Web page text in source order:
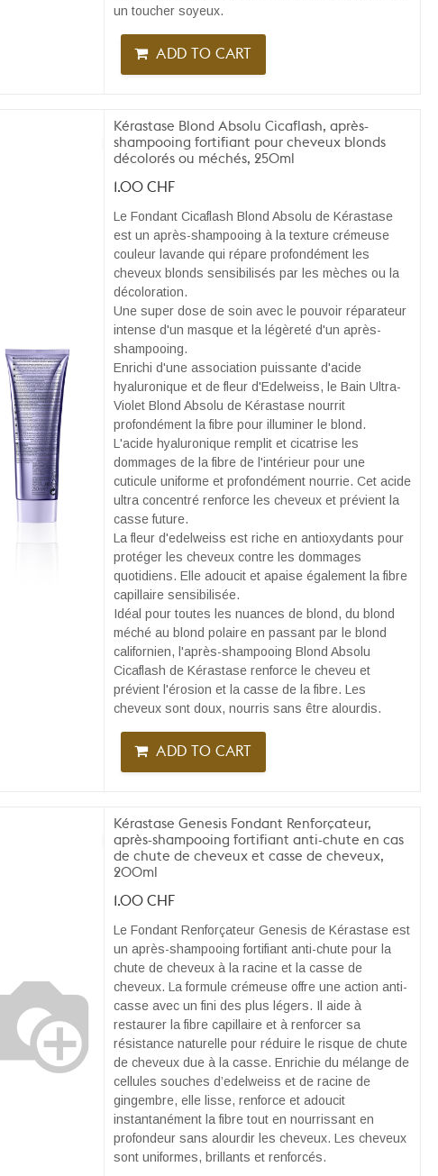
un toucher soyeux.
ADD TO CART
Kérastase Blond Absolu Cicaflash, après-
shampooing fortifiant pour cheveux blonds
décolorés ou méchés, 250ml
1.00CHF
Le Fondant Cicaflash Blond Absolu de Kérastase
est un après-shampooing à la texture crémeuse
couleur lavande qui répare profondément les
cheveux blonds sensibilisés par les mèches ou la
décoloration.
Une super dose de soin avec le pouvoir réparateur
intense d'un masque et la légèreté d'un après-
shampooing.
Enrichi d'une association puissante d'acide
hyaluronique et de fleur d'Edelweiss, le Bain Ultra-
Violet Blond Absolu de Kérastase nourrit
profondément la fibre pour illuminer le blond.
L'acide hyaluronique remplit et cicatrise les
dommages de la fibre de l'intérieur pour une
cuticule uniforme et profondément nourrie. Cet acide
ultra concentré renforce les cheveux et prévient la
casse future.
La fleur d'edelweiss est riche en antioxydants pour
protéger les cheveux contre les dommages
quotidiens. Elle adoucit et apaise également la fibre
capillaire sensibilisée.
Idéal pour toutes les nuances de blond, du blond
méché au blond polaire en passant par le blond
californien, l'après-shampooing Blond Absolu
Cicaflash de Kérastase renforce le cheveu et
prévient l'érosion et la casse de la fibre. Les
cheveux sont doux, nourris sans être alourdis.
ADD TO CART
Kérastase Genesis Fondant Renforçateur,
après-shampooing fortifiant anti-chute en cas
de chute de cheveux et casse de cheveux,
200ml
1.00CHF
Le Fondant Renforçateur Genesis de Kérastase est
un après-shampooing fortifiant anti-chute pour la
chute de cheveux à la racine et la casse de
cheveux. La formule crémeuse offre une action anti-
casse avec un fini des plus légers. Il aide à
restaurer la fibre capillaire et à renforcer sa
résistance naturelle pour réduire le risque de chute
de cheveux due à la casse. Enrichie du mélange de
cellules souches d’edelweiss et de racine de
gingembre, elle lisse, renforce et adoucit
instantanément la fibre tout en nourrissant en
profondeur sans alourdir les cheveux. Les cheveux
sont uniformes, brillants et renforcés.